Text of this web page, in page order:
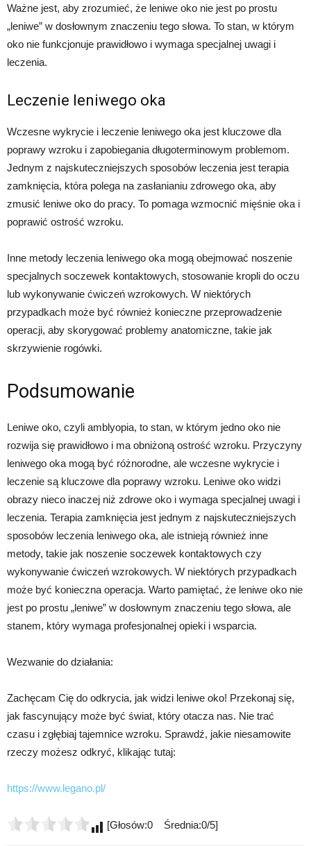
Ważne jest, aby zrozumieć, że leniwe oko nie jest po prostu
„leniwe” w dosłownym znaczeniu tego słowa. To stan, w którym
oko nie funkcjonuje prawidłowo i wymaga specjalnej uwagi i
leczenia.
Leczenie leniwego oka
Wczesne wykrycie i leczenie leniwego oka jest kluczowe dla
poprawy wzroku i zapobiegania długoterminowym problemom.
Jednym z najskuteczniejszych sposobów leczenia jest terapia
zamknięcia, która polega na zasłanianiu zdrowego oka, aby
zmusić leniwe oko do pracy. To pomaga wzmocnić mięśnie oka i
poprawić ostrość wzroku.
Inne metody leczenia leniwego oka mogą obejmować noszenie
specjalnych soczewek kontaktowych, stosowanie kropli do oczu
lub wykonywanie ćwiczeń wzrokowych. W niektórych
przypadkach może być również konieczne przeprowadzenie
operacji, aby skorygować problemy anatomiczne, takie jak
skrzywienie rogówki.
Podsumowanie
Leniwe oko, czyli amblyopia, to stan, w którym jedno oko nie
rozwija się prawidłowo i ma obniżoną ostrość wzroku. Przyczyny
leniwego oka mogą być różnorodne, ale wczesne wykrycie i
leczenie są kluczowe dla poprawy wzroku. Leniwe oko widzi
obrazy nieco inaczej niż zdrowe oko i wymaga specjalnej uwagi i
leczenia. Terapia zamknięcia jest jednym z najskuteczniejszych
sposobów leczenia leniwego oka, ale istnieją również inne
metody, takie jak noszenie soczewek kontaktowych czy
wykonywanie ćwiczeń wzrokowych. W niektórych przypadkach
może być konieczna operacja. Warto pamiętać, że leniwe oko nie
jest po prostu „leniwe” w dosłownym znaczeniu tego słowa, ale
stanem, który wymaga profesjonalnej opieki i wsparcia.
Wezwanie do działania:
Zachęcam Cię do odkrycia, jak widzi leniwe oko! Przekonaj się,
jak fascynujący może być świat, który otacza nas. Nie trać
czasu i zgłębiaj tajemnice wzroku. Sprawdź, jakie niesamowite
rzeczy możesz odkryć, klikając tutaj:
https://www.legano.pl/
[Głosów:0 Średnia:0/5]